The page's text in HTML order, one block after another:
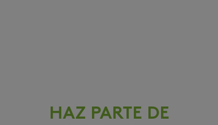
HAZ PARTE DE